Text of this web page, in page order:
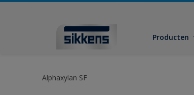
Producten
Alphaxylan SF